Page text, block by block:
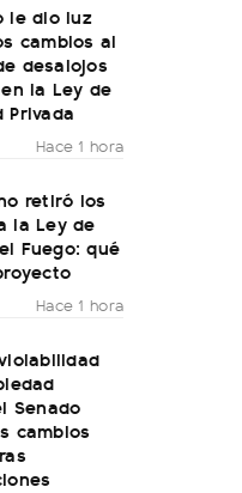
le dio luz
cambios al
desalojos
la Ley de
Privada
Hace 1 hora
retiró los
la Ley de
Fuego: qué
Hace 1 hora
Senado
cambios